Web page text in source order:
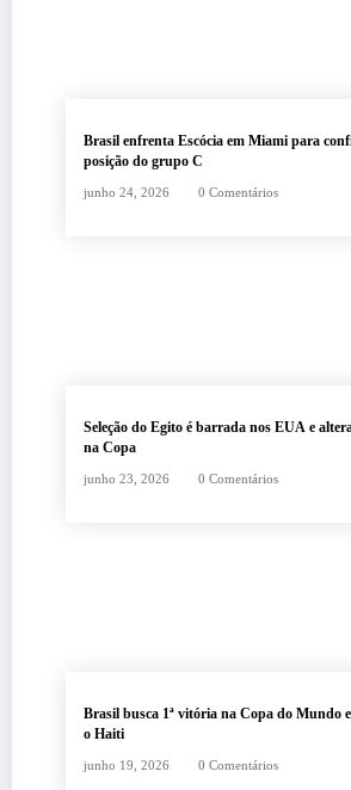
Brasil enfrenta Escócia em Miami para
posição do grupo C
junho 24, 2026 0 Comentários
Seleção do Egito é barrada nos EUA e
na Copa
junho 23, 2026 0 Comentários
Brasil busca 1ª vitória na Copa do Mundo
o Haiti
junho 19, 2026 0 Comentários